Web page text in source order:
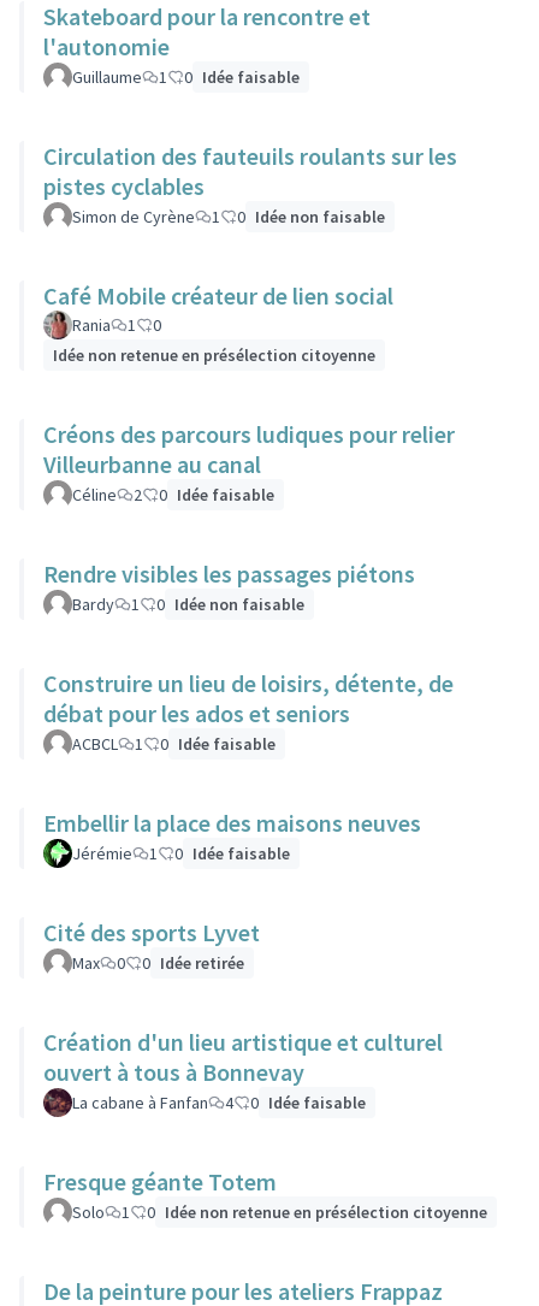
Skateboard pour la rencontre et
l'autonomie
Guillaume 1 0 Idée faisable
Circulation des fauteuils roulants sur les
pistes cyclables
Simon de Cyrène 1 0 Idée non faisable
Café Mobile créateur de lien social
Rania 1
0
Idée non retenue en présélection citoyenne
Créons des parcours ludiques pour relier
Villeurbanne au canal
Céline 2 0 Idée faisable
Rendre visibles les passages piétons
Bardy 1 0 Idée non faisable
Construire un lieu de loisirs, détente, de
débat pour les ados et seniors
ACBCL 1 0 Idée faisable
Embellir la place des maisons neuves
Jérémie 1 0 Idée faisable
Cité des sports Lyvet
Max 0 0 Idée retirée
Création d'un lieu artistique et culturel
ouvert à tous à Bonnevay
La cabane à Fanfan 4 0 Idée faisable
Fresque géante Totem
Solo 1 0 Idée non retenue en présélection citoyenne
De la peinture pour les ateliers Frappaz